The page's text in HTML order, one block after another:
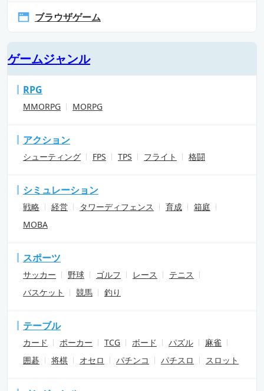
ブラウザゲーム
ゲームジャンル
RPG
MMORPG MORPG
アクション
シューティング FPS TPS フライト 格闘
シミュレーション
戦略 経営 タワーディフェンス 育成
箱庭
MOBA
スポーツ
サッカー 野球 ゴルフ レース
テニス
バスケット
競馬 釣り
テーブル
カード ポーカー TCG ボード パズル
麻雀
囲碁
将棋 オセロ パチンコ パチスロ スロット